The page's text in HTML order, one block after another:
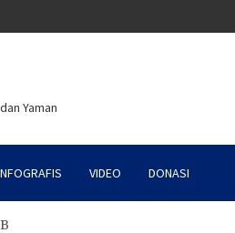
Yaman
VIDEO DONASI